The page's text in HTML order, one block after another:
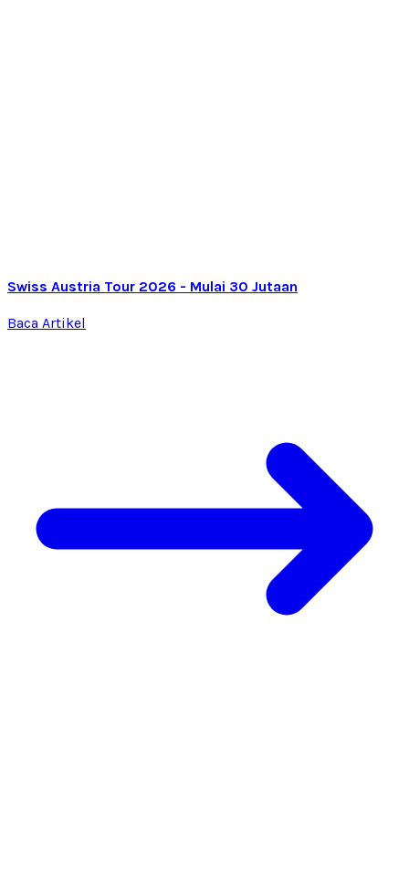
Swiss Austria Tour 2026 - Mulai 30 Jutaan
Baca Artikel